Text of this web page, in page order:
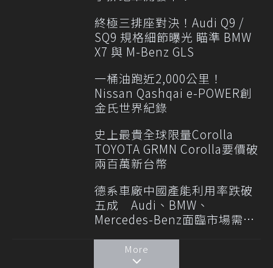
終極三排座對決！Audi Q9 /
SQ9 規格細節曝光 瞄準 BMW
X7 與 M-Benz GLS
一桶油跑近2,000公里！
Nissan Qashqai e-POWER創
金氏世界紀錄
史上最貴全球限量Corolla
TOYOTA GRMN Corolla要價破
兩百萬新台幣
德系車廠中國產能利用率跌破
五成 Audi、BMW、
Mercedes-Benz面臨市場需求
More